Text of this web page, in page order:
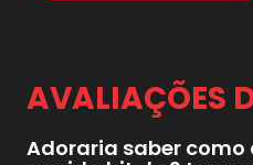
AVALIAÇÕES
Adoraria saber